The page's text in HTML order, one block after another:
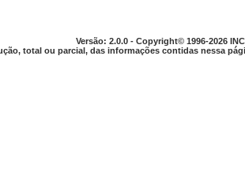
Versão: 2.0.0 - Copyright© 1996-2026
total ou parcial, das informações contidas nessa